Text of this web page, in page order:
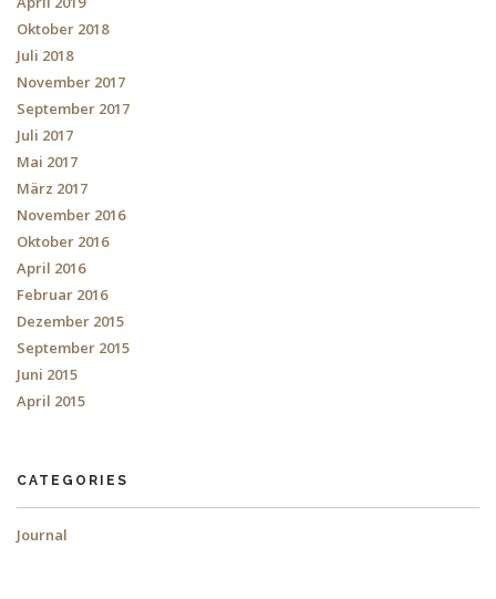
Oktober 2018
Juli 2018
November 2017
September 2017
Juli 2017
Mai 2017
März 2017
November 2016
Oktober 2016
April 2016
Februar 2016
Dezember 2015
September 2015
Juni 2015
April 2015
CATEGORIES
Journal